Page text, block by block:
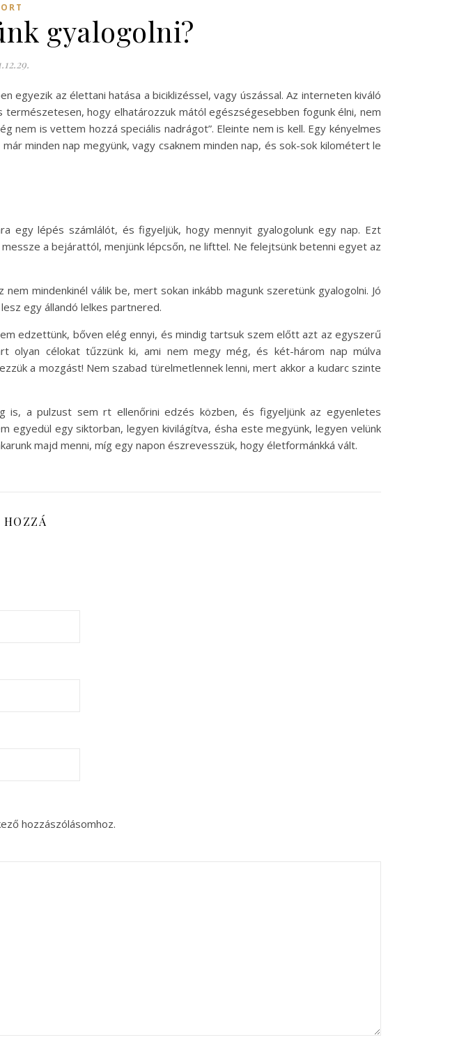
gyalogolni?
egyezik az élettani hatása a biciklizéssel, vagy úszással. Az interneten kiváló
hogy elhatározzuk mától egészségesebben fogunk élni, nem
nem is vettem hozzá speciális nadrágot”. Eleinte nem is kell. Egy kényelmes
minden nap megyünk, vagy csaknem minden nap, és sok-sok kilométert le
egy lépés számlálót, és figyeljük, hogy mennyit gyalogolunk egy nap. Ezt
a bejárattól, menjünk lépcsőn, ne lifttel. Ne felejtsünk betenni egyet az
mindenkinél válik be, mert sokan inkább magunk szeretünk gyalogolni. Jó
egy állandó lelkes partnered.
edzettünk, bőven elég ennyi, és mindig tartsuk szem előtt azt az egyszerű
olyan célokat tűzzünk ki, ami nem megy még, és két-három nap múlva
a mozgást! Nem szabad türelmetlennek lenni, mert akkor a kudarc szinte
is, a pulzust sem rt ellenőrini edzés közben, és figyeljünk az egyenletes
egyedül egy siktorban, legyen kivilágítva, ésha este megyünk, legyen velünk
majd menni, míg egy napon észrevesszük, hogy életformánkká vált.
HOZZÁ
hozzászólásomhoz.